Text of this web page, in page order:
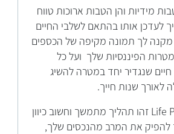
מידיות והן הטבות ארוכות טווח
לעדכן אותו בהתאם לשלבי החיים
מקנה לך תמונה מקיפה של הכספים
הפיננסיות שלך ועל כל
חיים שנגדיר יחד במטרה להשיג
לאורך שנות חייך.
תכנון פיננסי Life Plan זהו תהליך מתמשך וחשוב כיוון
את המרב מהנכסים שלך,